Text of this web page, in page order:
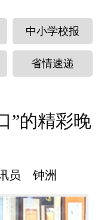
中小学校报
省情速递
”的精彩晚
员 钟洲